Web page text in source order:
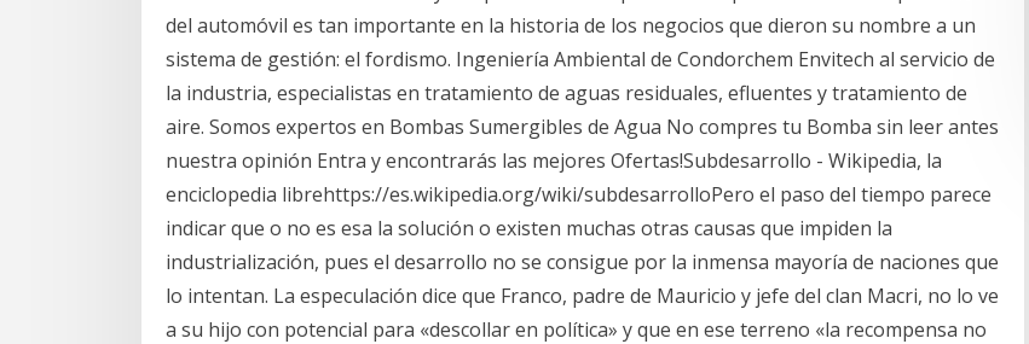
del automóvil es tan importante en la historia de los negocios que dieron su nombre a un
sistema de gestión: el fordismo. Ingeniería Ambiental de Condorchem Envitech al servicio de
la industria, especialistas en tratamiento de aguas residuales, efluentes y tratamiento de
aire. Somos expertos en Bombas Sumergibles de Agua No compres tu Bomba sin leer antes
nuestra opinión Entra y encontrarás las mejores Ofertas!Subdesarrollo - Wikipedia, la
enciclopedia librehttps://es.wikipedia.org/wiki/subdesarrolloPero el paso del tiempo parece
indicar que o no es esa la solución o existen muchas otras causas que impiden la
industrialización, pues el desarrollo no se consigue por la inmensa mayoría de naciones que
lo intentan. La especulación dice que Franco, padre de Mauricio y jefe del clan Macri, no lo ve
a su hijo con potencial para «descollar en política» y que en ese terreno «la recompensa no